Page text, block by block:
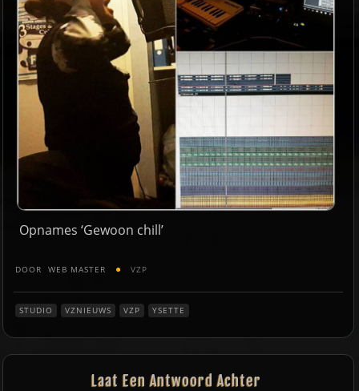
Opnames ‘Gewoon chill’
DOOR WEB MASTER VZP
STUDIO VZNIEUWS VZP YSETTE
Laat Een Antwoord Achter